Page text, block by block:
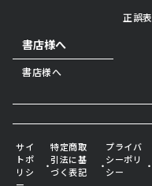
正誤表
書店様へ
書店様へ
サイ
トポ
リシ
・
特定商取
引法に基
づく表記
・
プライバ
シーポリ
シー
・